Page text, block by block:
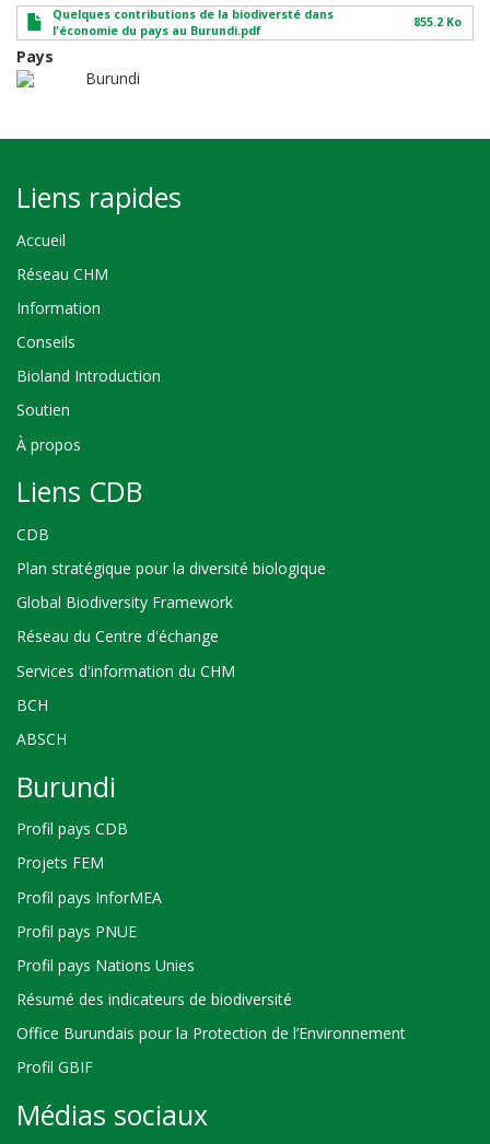
Quelques contributions de la biodiversté dans
l'économie du pays au Burundi.pdf
855.2 Ko
Pays
Burundi
Liens rapides
Accueil
Réseau CHM
Information
Conseils
Bioland Introduction
Soutien
À propos
Liens CDB
CDB
Plan stratégique pour la diversité biologique
Global Biodiversity Framework
Réseau du Centre d'échange
Services d'information du CHM
BCH
ABSCH
Burundi
Profil pays CDB
Projets FEM
Profil pays InforMEA
Profil pays PNUE
Profil pays Nations Unies
Résumé des indicateurs de biodiversité
Office Burundais pour la Protection de l’Environnement
Profil GBIF
Médias sociaux